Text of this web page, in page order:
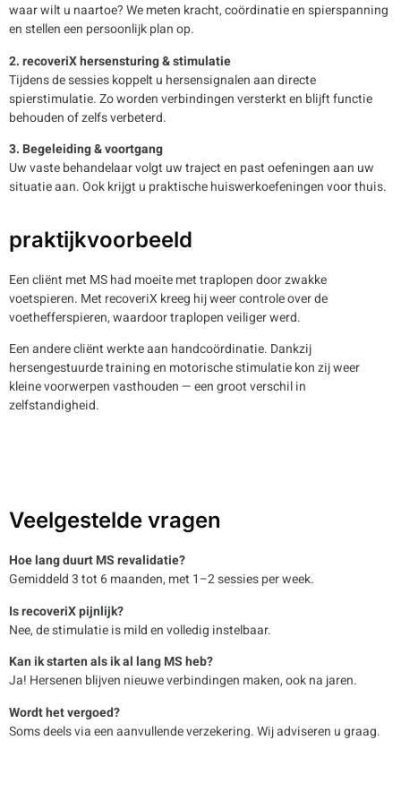
waar wilt u naartoe? We meten kracht, coördinatie en spierspanning
en stellen een persoonlijk plan op.
2. recoveriX hersensturing & stimulatie
Tijdens de sessies koppelt u hersensignalen aan directe
spierstimulatie. Zo worden verbindingen versterkt en blijft functie
behouden of zelfs verbeterd.
3. Begeleiding & voortgang
Uw vaste behandelaar volgt uw traject en past oefeningen aan uw
situatie aan. Ook krijgt u praktische huiswerkoefeningen voor thuis.
praktijkvoorbeeld
Een cliënt met MS had moeite met traplopen door zwakke
voetspieren. Met recoveriX kreeg hij weer controle over de
voethefferspieren, waardoor traplopen veiliger werd.
Een andere cliënt werkte aan handcoördinatie. Dankzij
hersengestuurde training en motorische stimulatie kon zij weer
kleine voorwerpen vasthouden — een groot verschil in
zelfstandigheid.
Veelgestelde vragen
Hoe lang duurt MS revalidatie?
Gemiddeld 3 tot 6 maanden, met 1–2 sessies per week.
Is recoveriX pijnlijk?
Nee, de stimulatie is mild en volledig instelbaar.
Kan ik starten als ik al lang MS heb?
Ja! Hersenen blijven nieuwe verbindingen maken, ook na jaren.
Wordt het vergoed?
Soms deels via een aanvullende verzekering. Wij adviseren u graag.